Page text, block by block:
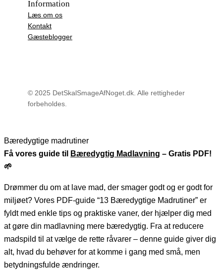
Information
Læs om os
Kontakt
Gæsteblogger
© 2025 DetSkalSmageAfNoget.dk. Alle rettigheder
forbeholdes.
Bæredygtige madrutiner
Få vores guide til Bæredygtig Madlavning – Gratis PDF!
🌱
Drømmer du om at lave mad, der smager godt og er godt for
miljøet? Vores PDF-guide “13 Bæredygtige Madrutiner” er
fyldt med enkle tips og praktiske vaner, der hjælper dig med
at gøre din madlavning mere bæredygtig. Fra at reducere
madspild til at vælge de rette råvarer – denne guide giver dig
alt, hvad du behøver for at komme i gang med små, men
betydningsfulde ændringer.